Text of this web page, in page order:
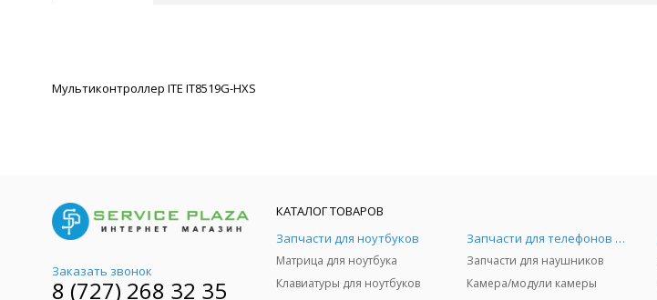
Мультиконтроллер ITE IT8519G-HXS
Заказать звонок
8 (727) 268 32 35
КАТАЛОГ ТОВАРОВ
Запчасти для ноутбуков
Матрица для ноутбука
Клавиатуры для ноутбуков
Запчасти для телефонов и Airpods
Запчасти для наушников
Камера/модули камеры